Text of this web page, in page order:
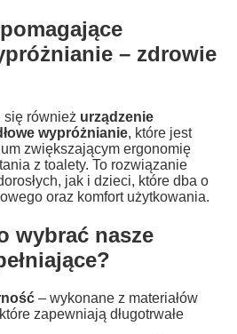
– zdrowie
się również urządzenie
wypróżnianie, które jest
zwiększającym ergonomię
z toalety. To rozwiązanie
jak i dzieci, które dba o
oraz komfort użytkowania.
wybrać nasze
– wykonane z materiałów
zapewniają długotrwałe